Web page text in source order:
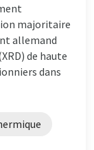
majoritaire
allemand
de haute
dans